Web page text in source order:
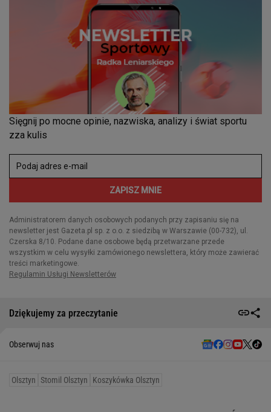
Dziękujemy za przeczytanie
Obserwuj nas
Olsztyn Stomil Olsztyn Koszykówka Olsztyn